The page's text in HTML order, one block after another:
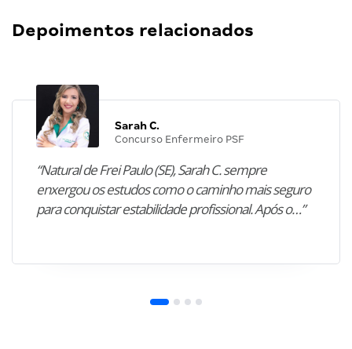
Depoimentos relacionados
Sarah C.
Concurso Enfermeiro PSF
“Natural de Frei Paulo (SE), Sarah C. sempre
enxergou os estudos como o caminho mais seguro
para conquistar estabilidade profissional. Após o…”